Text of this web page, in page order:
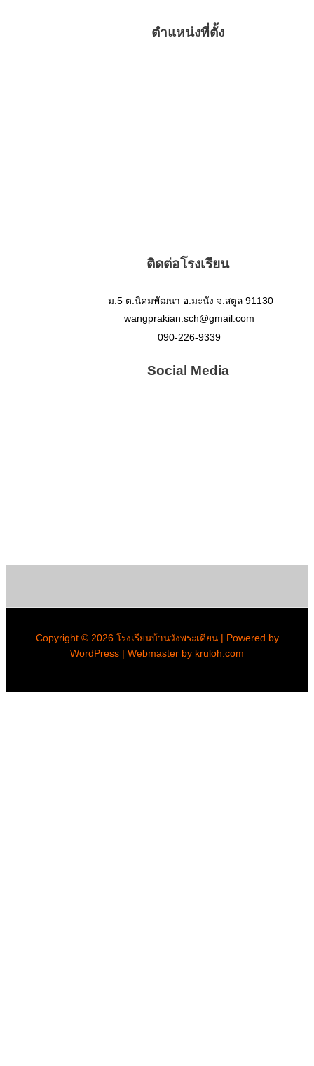
ตำแหน่งที่ตั้ง
ติดต่อโรงเรียน
ม.5 ต.นิคมพัฒนา อ.มะนัง จ.สตูล 91130
wangprakian.sch@gmail.com
090-226-9339
Social Media
Copyright © 2026 โรงเรียนบ้านวังพระเคียน | Powered by
WordPress | Webmaster by kruloh.com